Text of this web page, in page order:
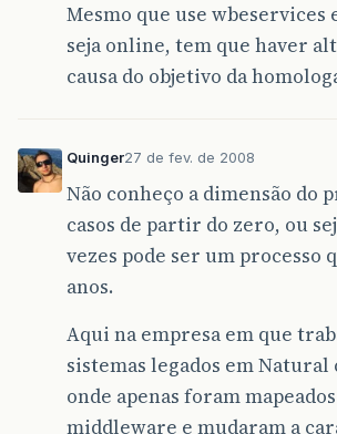
Mesmo que use wbeservices
seja online, tem que haver
causa do objetivo da
Quinger27 de fev. de 2008
Não conheço a dimensão do
casos de partir do zero, ou
vezes pode ser um processo
anos.
Aqui na empresa em que
sistemas legados em Natural
onde apenas foram
middleware e mudaram a